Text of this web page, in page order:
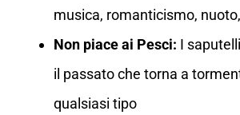
musica, romanticismo,
Non piace ai Pesci: I
il passato che torna a
qualsiasi tipo